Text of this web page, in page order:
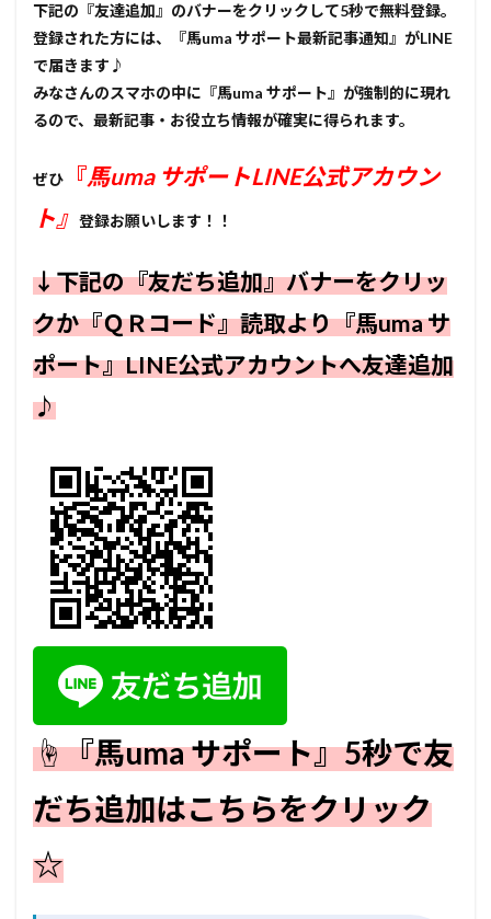
下記の『友達追加』のバナーをクリックして5秒で無料登録。
登録された方には、『馬uma サポート最新記事通知』がLINE
で届きます♪
みなさんのスマホの中に『馬uma サポート』が強制的に現れ
るので、最新記事・お役立ち情報が確実に得られます。
ぜひ 『馬uma サポートLINE公式アカウン
ト』 登録お願いします！！
↓下記の『友だち追加』バナーをクリッ
クか『ＱＲコード』読取より『馬uma サ
ポート』LINE公式アカウントへ友達追加
♪
☝『馬uma サポート』5秒で友
だち追加はこちらをクリック
☆